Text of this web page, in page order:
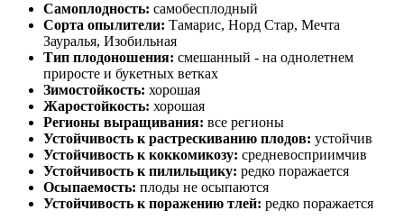
Самоплодность: самобесплодный
Сорта опылители: Тамарис, Норд Стар, Мечта
Зауралья, Изобильная
Тип плодоношения: смешанный - на однолетнем
приросте и букетных ветках
Зимостойкость: хорошая
Жаростойкость: хорошая
Регионы выращивания: все регионы
Устойчивость к растрескиванию плодов: устойчив
Устойчивость к коккомикозу: средневосприимчив
Устойчивость к пилильщику: редко поражается
Осыпаемость: плоды не осыпаются
Устойчивость к поражению тлей: редко поражается